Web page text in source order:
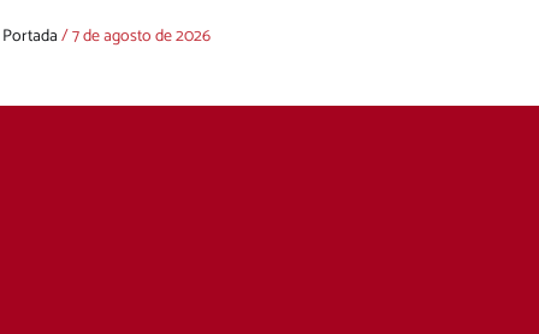
Portada/7 de agosto de 2026